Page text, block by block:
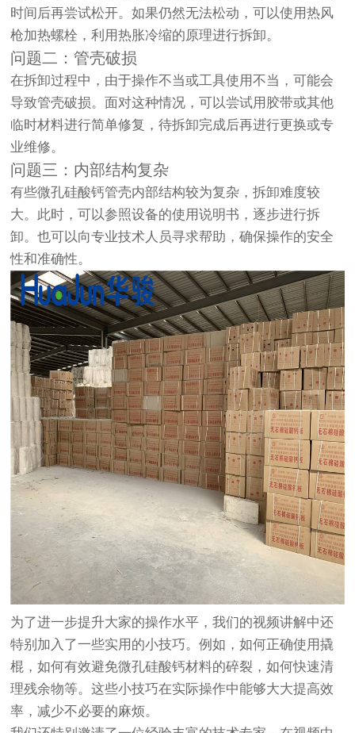
时间后再尝试松开。如果仍然无法松动，可以使用热风
枪加热螺栓，利用热胀冷缩的原理进行拆卸。
问题二：管壳破损
在拆卸过程中，由于操作不当或工具使用不当，可能会
导致管壳破损。面对这种情况，可以尝试用胶带或其他
临时材料进行简单修复，待拆卸完成后再进行更换或专
业维修。
问题三：内部结构复杂
有些微孔硅酸钙管壳内部结构较为复杂，拆卸难度较
大。此时，可以参照设备的使用说明书，逐步进行拆
卸。也可以向专业技术人员寻求帮助，确保操作的安全
性和准确性。
为了进一步提升大家的操作水平，我们的视频讲解中还
特别加入了一些实用的小技巧。例如，如何正确使用撬
棍，如何有效避免微孔硅酸钙材料的碎裂，如何快速清
理残余物等。这些小技巧在实际操作中能够大大提高效
率，减少不必要的麻烦。